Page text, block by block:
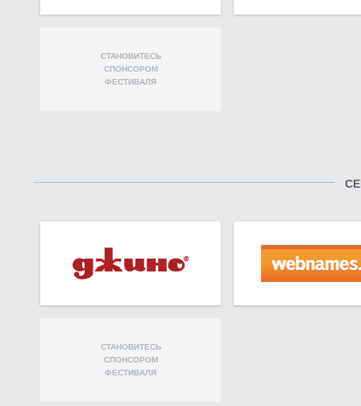
СТАНОВИТЕСЬ
СПОНСОРОМ
ФЕСТИВАЛЯ
СТАНОВИТЕСЬ
СПОНСОРОМ
ФЕСТИВАЛЯ